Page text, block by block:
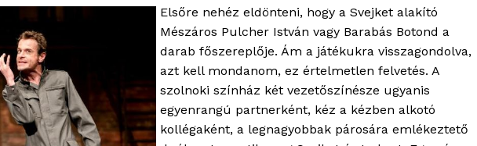
Elsőre nehéz eldönteni, hogy a Svejket alakító
Mészáros Pulcher István vagy Barabás Botond a
darab főszereplője. Ám a játékukra visszagondolva,
azt kell mondanom, ez értelmetlen felvetés. A
szolnoki színház két vezetőszínésze ugyanis
egyenrangú partnerként, kéz a kézben alkotó
kollégaként, a legnagyobbak párosára emlékeztető